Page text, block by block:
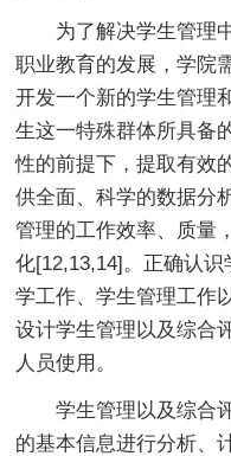
为了解决学生管理中
职业教育的发展，学院
开发一个新的学生管理
生这一特殊群体所具备
性的前提下，提取有效
供全面、科学的数据分
管理的工作效率、质量
化[12,13,14]。正确认
学工作、学生管理工作
设计学生管理以及综合
人员使用。
学生管理以及综合评
的基本信息进行分析、